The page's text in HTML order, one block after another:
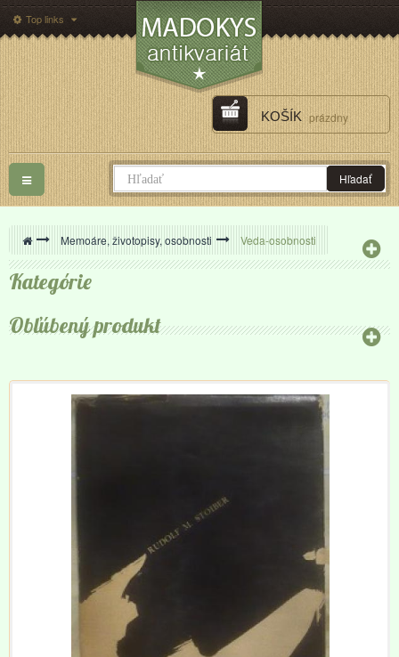
Top links
Hľadať
KOŠÍK prázdny
Toggle
navigation
> Memoáre, životopisy, osobnosti > Veda-osobnosti
Kategórie
Obľúbený produkt